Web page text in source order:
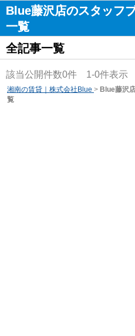
Blue藤沢店のスタッフ
一覧
全記事一覧
該当公開件数0件 1-0件表示
湘南の賃貸｜株式会社Blue > Blue藤沢
覧